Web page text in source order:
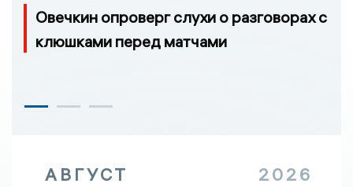
Овечкин опроверг слухи о разговорах с
клюшками перед матчами
АВГУСТ 2026